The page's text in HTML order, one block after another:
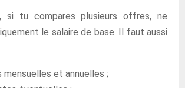
si tu compares plusieurs offres, ne
le salaire de base. Il faut aussi
mensuelles et annuelles ;